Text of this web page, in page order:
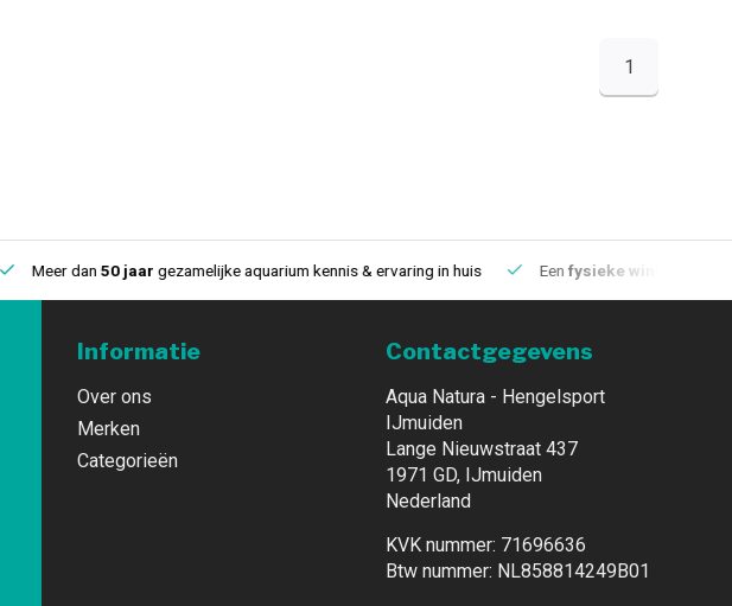
1
dan50 jaargezamelijke aquarium kennis & ervaring in huis Een fysieke winkelin IJmuiden
Informatie
Over ons
Merken
Categorieën
Contactgegevens
Aqua Natura - Hengelsport
IJmuiden
Lange Nieuwstraat 437
1971 GD, IJmuiden
Nederland
KVK nummer: 71696636
Btw nummer: NL858814249B01